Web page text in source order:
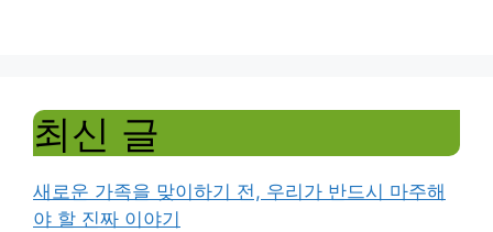
최신 글
새로운 가족을 맞이하기 전, 우리가 반드시 마주해
야 할 진짜 이야기